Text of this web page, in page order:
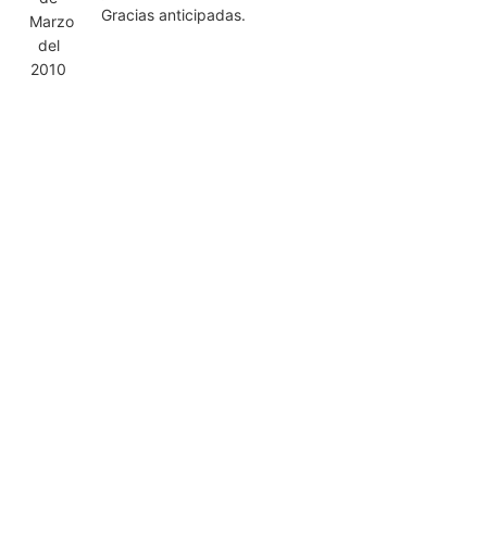
Marzo
del
2010
Gracias anticipadas.